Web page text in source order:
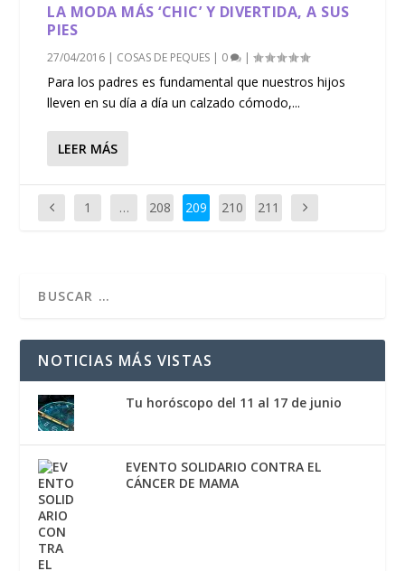
LA MODA MÁS ‘CHIC’ Y DIVERTIDA, A SUS
PIES
27/04/2016 | COSAS DE PEQUES | 0 |
Para los padres es fundamental que nuestros hijos
lleven en su día a día un calzado cómodo,...
LEER MÁS
1 … 208 209 210 211
NOTICIAS MÁS VISTAS
Tu horóscopo del 11 al 17 de junio
EVENTO SOLIDARIO CONTRA EL
CÁNCER DE MAMA